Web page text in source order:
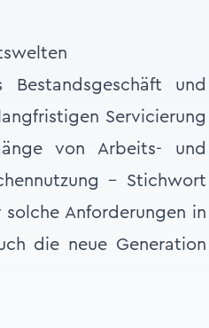
und
Servicierung
von Arbeits- und
– Stichwort
Anforderungen in
die neue Generation